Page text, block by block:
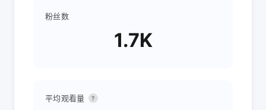
粉丝数
1.7K
平均观看量 ?